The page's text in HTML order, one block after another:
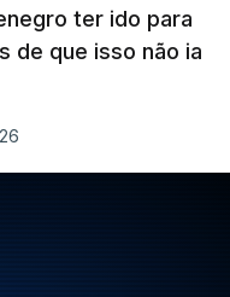
ter ido para
de que isso não ia